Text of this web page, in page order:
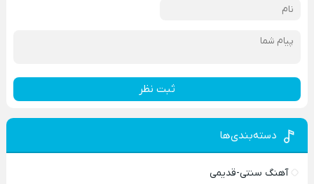
ثبت نظر
دسته‌بندی‌ها
آهنگ سنتی-قدیمی